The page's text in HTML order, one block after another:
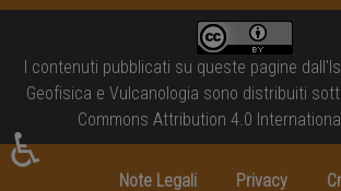
I contenuti pubblicati su queste pagine dall'
Geofisica e Vulcanologia sono distribuiti
Commons Attribution 4.0
Note Legali Privacy